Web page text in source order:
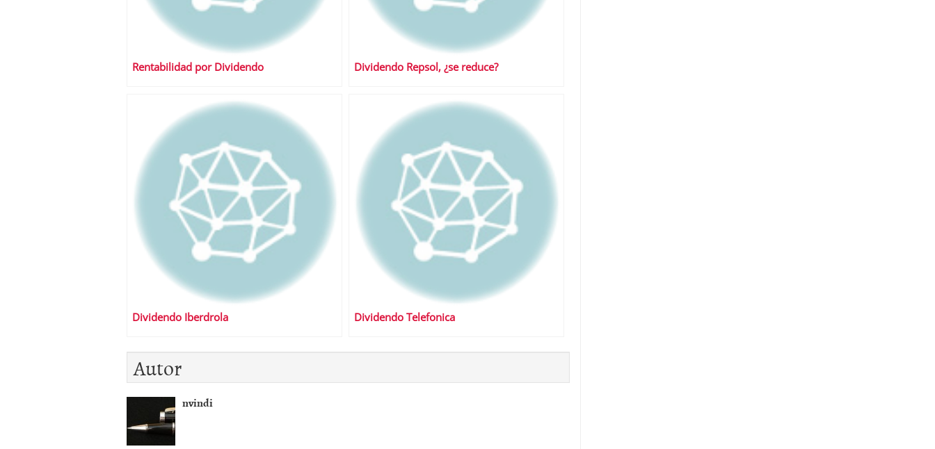
Rentabilidad por Dividendo Dividendo Repsol, ¿se reduce?
Dividendo Iberdrola Dividendo Telefonica
Autor
nvindi